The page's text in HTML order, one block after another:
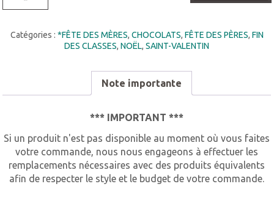
Chocolats
Catégories : *FÊTE DES MÈRES, CHOCOLATS, FÊTE DES PÈRES, FIN
DES CLASSES,NOËL,SAINT-VALENTIN
Note importante
*** IMPORTANT ***
Si un produit n'est pas disponible au moment où vous faites
votre commande, nous nous engageons à effectuer les
remplacements nécessaires avec des produits équivalents
afin de respecter le style et le budget de votre commande.